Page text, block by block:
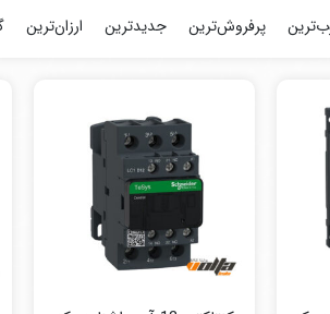
پرفروش‌ترین جدیدترین ارزان‌ترین